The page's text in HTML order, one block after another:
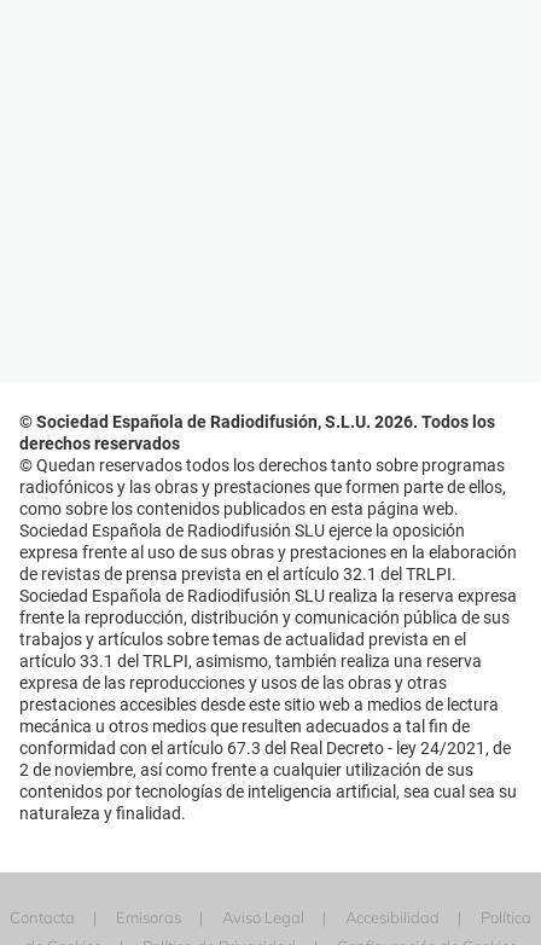
© Sociedad Española de Radiodifusión, S.L.U. 2026. Todos los
derechos reservados
© Quedan reservados todos los derechos tanto sobre programas
radiofónicos y las obras y prestaciones que formen parte de ellos,
como sobre los contenidos publicados en esta página web.
Sociedad Española de Radiodifusión SLU ejerce la oposición
expresa frente al uso de sus obras y prestaciones en la elaboración
de revistas de prensa prevista en el artículo 32.1 del TRLPI.
Sociedad Española de Radiodifusión SLU realiza la reserva expresa
frente la reproducción, distribución y comunicación pública de sus
trabajos y artículos sobre temas de actualidad prevista en el
artículo 33.1 del TRLPI, asimismo, también realiza una reserva
expresa de las reproducciones y usos de las obras y otras
prestaciones accesibles desde este sitio web a medios de lectura
mecánica u otros medios que resulten adecuados a tal fin de
conformidad con el artículo 67.3 del Real Decreto - ley 24/2021, de
2 de noviembre, así como frente a cualquier utilización de sus
contenidos por tecnologías de inteligencia artificial, sea cual sea su
naturaleza y finalidad.
Contacta Emisoras Aviso Legal Accesibilidad
Política